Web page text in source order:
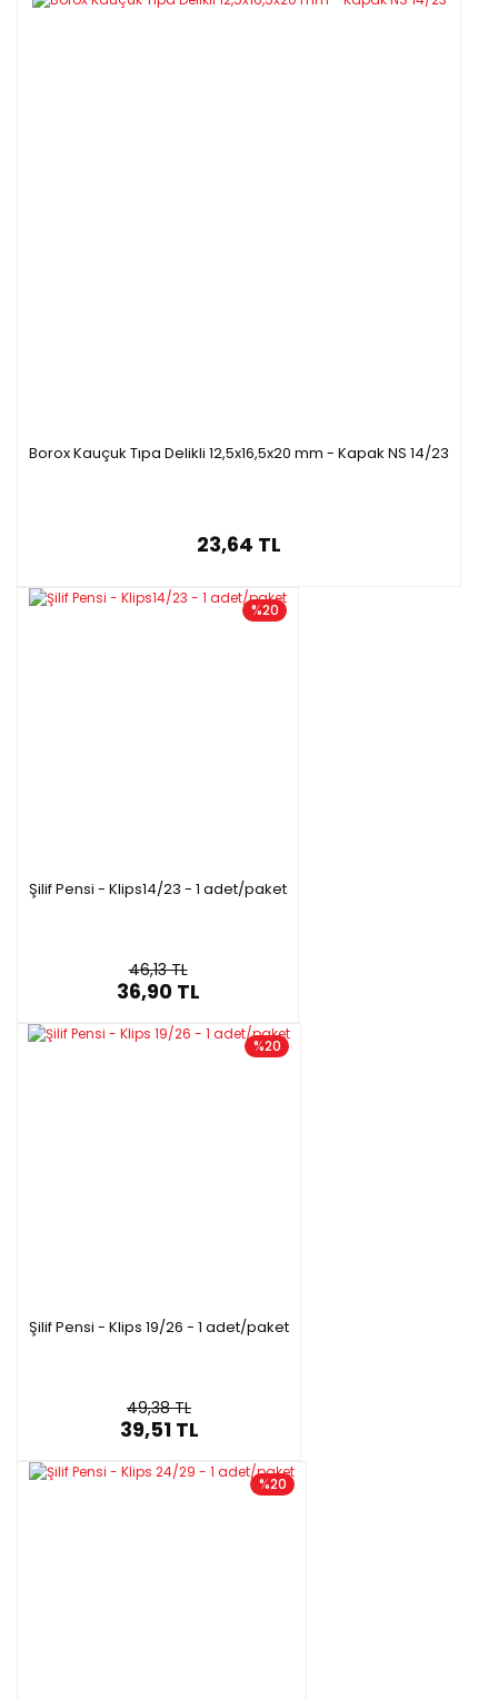
Borox Kauçuk Tıpa Delikli 12,5x16,5x20 mm - Kapak NS 14/23
23,64 TL
%20
Şilif Pensi - Klips14/23 - 1 adet/paket
46,13 TL
36,90 TL
%20
Şilif Pensi - Klips 19/26 - 1 adet/paket
49,38 TL
39,51 TL
%20